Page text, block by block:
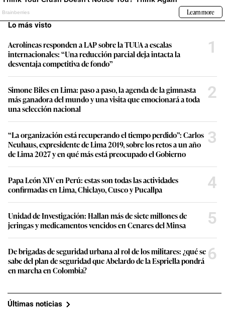
Lo más visto
Aerolíneas responden a LAP sobre la TUUA a escalas
internacionales: “Una reducción parcial deja intacta la
desventaja competitiva de fondo”
1
Simone Biles en Lima: paso a paso, la agenda de la gimnasta
más ganadora del mundo y una visita que emocionará a toda
una selección nacional
2
“La organización está recuperando el tiempo perdido”: Carlos
Neuhaus, expresidente de Lima 2019, sobre los retos a un año
de Lima 2027 y en qué más está preocupado el Gobierno
3
Papa León XIV en Perú: estas son todas las actividades
confirmadas en Lima, Chiclayo, Cusco y Pucallpa
4
Unidad de Investigación: Hallan más de siete millones de
jeringas y medicamentos vencidos en Cenares del Minsa
5
De brigadas de seguridad urbana al rol de los militares: ¿qué se
sabe del plan de seguridad que Abelardo de la Espriella pondrá
en marcha en Colombia?
6
Últimas noticias